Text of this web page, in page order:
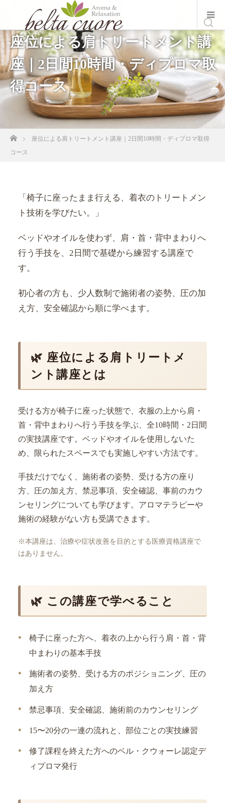
座位による肩トリートメント講
座｜2日間10時間・ディプロマ取
得コース
ホーム座位による肩トリートメント講座｜2日間10時間・ディプロマ取得
コース
「椅子に座ったまま行える、着衣のトリートメン
ト技術を学びたい。」
ベッドやオイルを使わず、肩・首・背中まわりへ
行う手技を、2日間で基礎から練習する講座で
す。
初心者の方も、少人数制で施術者の姿勢、圧の加
え方、安全確認から順に学べます。
🌿 座位による肩トリートメ
ント講座とは
受ける方が椅子に座った状態で、衣服の上から肩・
首・背中まわりへ行う手技を学ぶ、全10時間・2日間
の実技講座です。ベッドやオイルを使用しないた
め、限られたスペースでも実施しやすい方法です。
手技だけでなく、施術者の姿勢、受ける方の座り
方、圧の加え方、禁忌事項、安全確認、事前のカウ
ンセリングについても学びます。アロマテラピーや
施術の経験がない方も受講できます。
※本講座は、治療や症状改善を目的とする医療資格講座で
はありません。
🌿 この講座で学べること
椅子に座った方へ、着衣の上から行う肩・首・背
中まわりの基本手技
施術者の姿勢、受ける方のポジショニング、圧の
加え方
禁忌事項、安全確認、施術前のカウンセリング
15〜20分の一連の流れと、部位ごとの実技練習
修了課程を終えた方へのベル・クウォーレ認定デ
ィプロマ発行